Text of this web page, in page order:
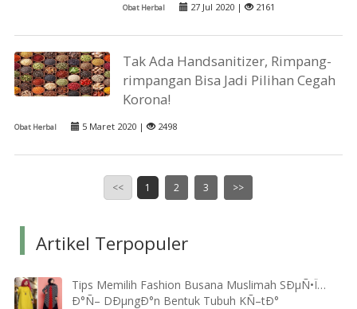
Obat Herbal 27 Jul 2020 | 2161
Tak Ada Handsanitizer, Rimpang-
rimpangan Bisa Jadi Pilihan Cegah
Korona!
Obat Herbal 5 Maret 2020 | 2498
<< 1 2 3 >>
Artikel Terpopuler
Tips Memilih Fashion Busana Muslimah SÐµÑ•Ï…
Ð°Ñ– DÐµngÐ°n Bentuk Tubuh KÑ–tÐ°